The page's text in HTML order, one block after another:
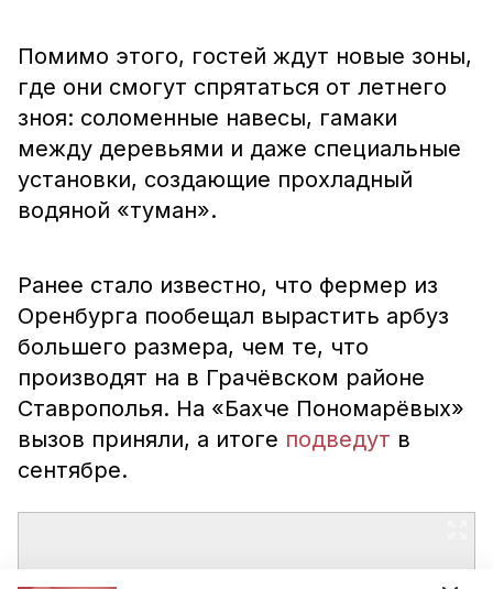
Помимо этого, гостей ждут новые зоны,
где они смогут спрятаться от летнего
зноя: соломенные навесы, гамаки
между деревьями и даже специальные
установки, создающие прохладный
водяной «туман».
Ранее стало известно, что фермер из
Оренбурга пообещал вырастить арбуз
большего размера, чем те, что
производят на в Грачёвском районе
Ставрополья. На «Бахче Пономарёвых»
вызов приняли, а итоге подведут в
сентябре.